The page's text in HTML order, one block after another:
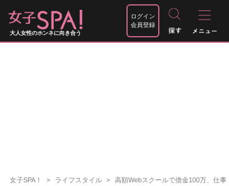
大人女性のホンネに向き合う
ログイン
会員登録
女子SPA！ ライフスタイル
高額Webスクールで借金100万、仕事